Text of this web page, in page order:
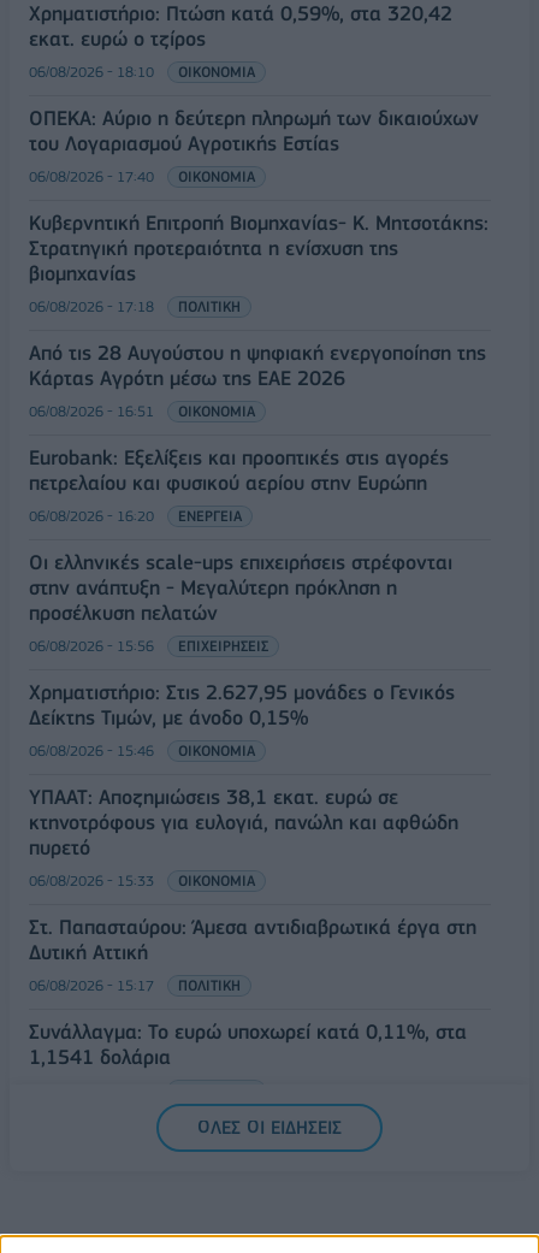
Χρηματιστήριο: Πτώση κατά 0,59%, στα 320,42
εκατ. ευρώ ο τζίρος
06/08/2026 - 18:10 ΟΙΚΟΝΟΜΙΑ
ΟΠΕΚΑ: Αύριο η δεύτερη πληρωμή των δικαιούχων
του Λογαριασμού Αγροτικής Εστίας
06/08/2026 - 17:40 ΟΙΚΟΝΟΜΙΑ
Κυβερνητική Επιτροπή Βιομηχανίας- Κ. Μητσοτάκης:
Στρατηγική προτεραιότητα η ενίσχυση της
βιομηχανίας
06/08/2026 - 17:18 ΠΟΛΙΤΙΚΗ
Από τις 28 Αυγούστου η ψηφιακή ενεργοποίηση της
Κάρτας Αγρότη μέσω της ΕΑΕ 2026
06/08/2026 - 16:51 ΟΙΚΟΝΟΜΙΑ
Eurobank: Εξελίξεις και προοπτικές στις αγορές
πετρελαίου και φυσικού αερίου στην Ευρώπη
06/08/2026 - 16:20 ΕΝΕΡΓΕΙΑ
Οι ελληνικές scale-ups επιχειρήσεις στρέφονται
στην ανάπτυξη - Μεγαλύτερη πρόκληση η
προσέλκυση πελατών
06/08/2026 - 15:56 ΕΠΙΧΕΙΡΗΣΕΙΣ
Χρηματιστήριο: Στις 2.627,95 μονάδες ο Γενικός
Δείκτης Τιμών, με άνοδο 0,15%
06/08/2026 - 15:46 ΟΙΚΟΝΟΜΙΑ
ΥΠΑΑΤ: Αποζημιώσεις 38,1 εκατ. ευρώ σε
κτηνοτρόφους για ευλογιά, πανώλη και αφθώδη
πυρετό
06/08/2026 - 15:33 ΟΙΚΟΝΟΜΙΑ
Στ. Παπασταύρου: Άμεσα αντιδιαβρωτικά έργα στη
Δυτική Αττική
06/08/2026 - 15:17 ΠΟΛΙΤΙΚΗ
Συνάλλαγμα: Το ευρώ υποχωρεί κατά 0,11%, στα
1,1541 δολάρια
ΟΛΕΣ ΟΙ ΕΙΔΗΣΕΙΣ